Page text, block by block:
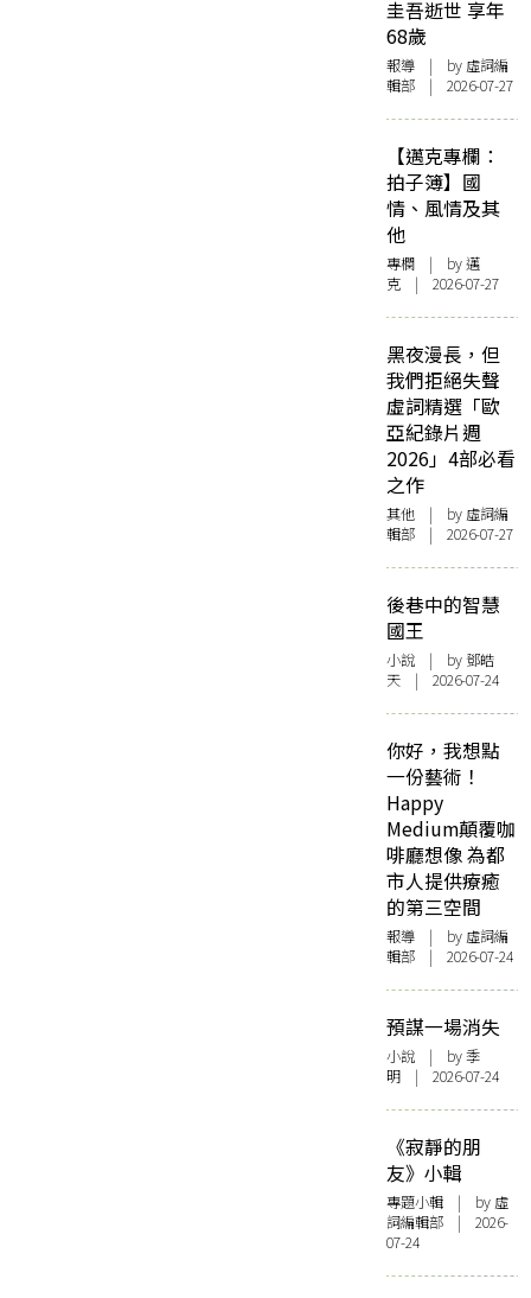
圭吾逝世 享年
68歲
報導 | by 虛詞編
輯部 | 2026-07-27
【邁克專欄：
拍子簿】國
情、風情及其
他
專欄 | by邁
克 | 2026-07-27
黑夜漫長，但
我們拒絕失聲
虛詞精選「歐
亞紀錄片週
2026」4部必看
之作
其他 | by 虛詞編
輯部 | 2026-07-27
後巷中的智慧
國王
小說 | by 鄧皓
天 | 2026-07-24
你好，我想點
一份藝術！
Happy
Medium顛覆咖
啡廳想像 為都
市人提供療癒
的第三空間
報導 | by 虛詞編
輯部 | 2026-07-24
預謀一場消失
小說 | by 季
明 | 2026-07-24
《寂靜的朋
友》小輯
專題小輯 | by 虛
詞編輯部 | 2026-
07-24